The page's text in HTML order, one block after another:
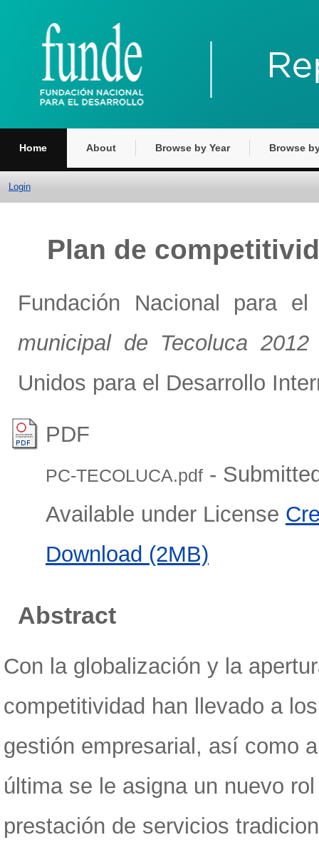
Home About Browse by Year Browse
Login
Plan de
Fundación Nacional para el
municipal de Tecoluca
Unidos para el Desarrollo
PDF
PC-TECOLUCA.pdf -
Available under License
Download (2MB)
Abstract
Con la globalización y la
competitividad han llevado a
gestión empresarial, así como
última se le asigna un nuevo
prestación de servicios